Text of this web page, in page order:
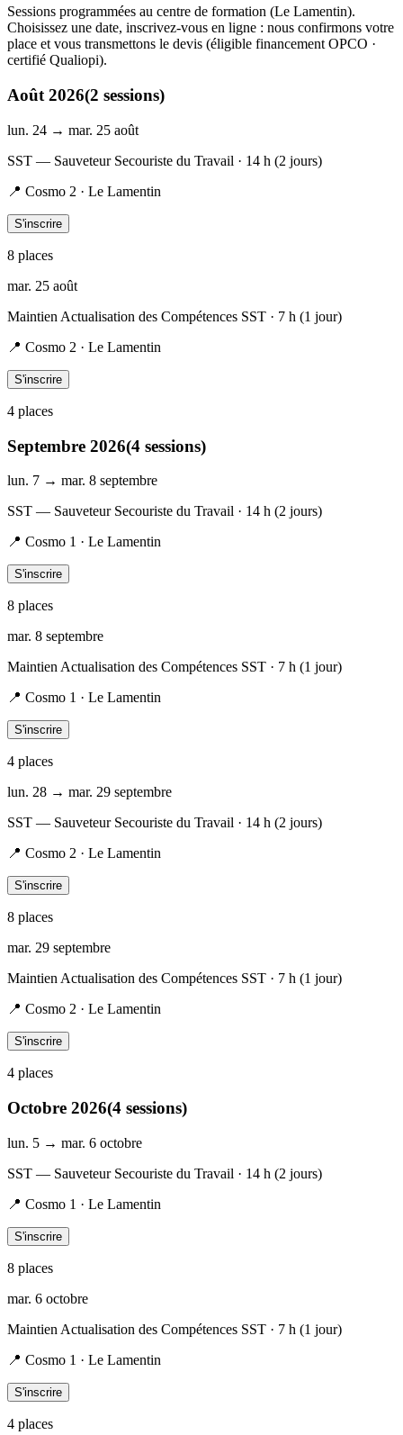
Sessions programmées au centre de formation (Le Lamentin).
Choisissez une date, inscrivez-vous en ligne : nous confirmons votre
place et vous transmettons le devis (éligible financement OPCO ·
certifié Qualiopi).
Août 2026(2 sessions)
lun. 24 → mar. 25 août
SST — Sauveteur Secouriste du Travail · 14 h (2 jours)
📍 Cosmo 2 · Le Lamentin
S'inscrire
8 places
mar. 25 août
Maintien Actualisation des Compétences SST · 7 h (1 jour)
📍 Cosmo 2 · Le Lamentin
S'inscrire
4 places
Septembre 2026(4 sessions)
lun. 7 → mar. 8 septembre
SST — Sauveteur Secouriste du Travail · 14 h (2 jours)
📍 Cosmo 1 · Le Lamentin
S'inscrire
8 places
mar. 8 septembre
Maintien Actualisation des Compétences SST · 7 h (1 jour)
📍 Cosmo 1 · Le Lamentin
S'inscrire
4 places
lun. 28 → mar. 29 septembre
SST — Sauveteur Secouriste du Travail · 14 h (2 jours)
📍 Cosmo 2 · Le Lamentin
S'inscrire
8 places
mar. 29 septembre
Maintien Actualisation des Compétences SST · 7 h (1 jour)
📍 Cosmo 2 · Le Lamentin
S'inscrire
4 places
Octobre 2026(4 sessions)
lun. 5 → mar. 6 octobre
SST — Sauveteur Secouriste du Travail · 14 h (2 jours)
📍 Cosmo 1 · Le Lamentin
S'inscrire
8 places
mar. 6 octobre
Maintien Actualisation des Compétences SST · 7 h (1 jour)
📍 Cosmo 1 · Le Lamentin
S'inscrire
4 places